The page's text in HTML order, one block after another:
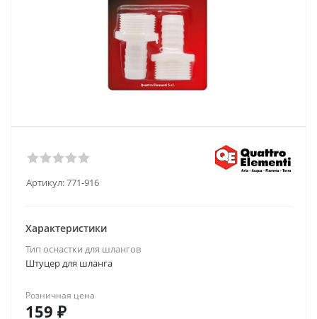
Артикул:771-916
Характеристики
Тип оснастки для шлангов
Штуцер для шланга
Розничная цена
159 ₽